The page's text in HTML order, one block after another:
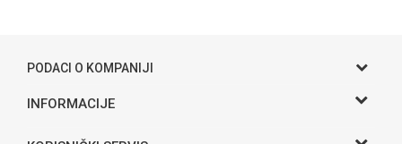
PODACI O KOMPANIJI
Gama S doo
INFORMACIJE
O nama